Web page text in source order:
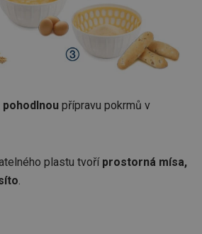
pohodlnou přípravu pokrmů v
plastu tvoří prostorná mísa,